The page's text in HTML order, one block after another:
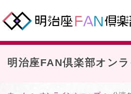
明治座FAN倶楽部オン